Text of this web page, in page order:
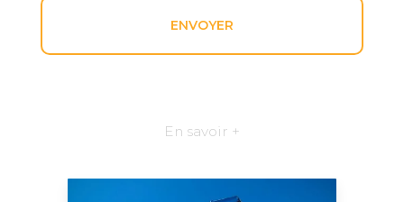
En savoir +